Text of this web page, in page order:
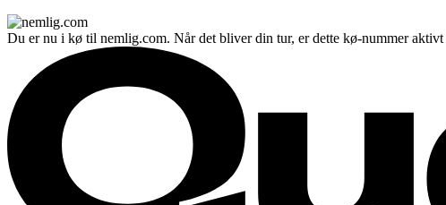
Du er nu i kø til nemlig.com. Når det bliver din tur, er dette kø-nummer